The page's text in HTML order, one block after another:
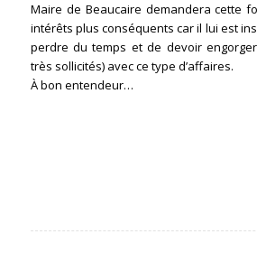
Maire de Beaucaire demandera cette
intérêts plus conséquents car il lui est
perdre du temps et de devoir
très sollicités) avec ce type d’affaires.
À bon entendeur…